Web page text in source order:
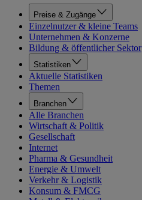
Preise & Zugänge
Einzelnutzer & kleine Teams
Unternehmen & Konzerne
Bildung & öffentlicher Sektor
Statistiken
Aktuelle Statistiken
Themen
Branchen
Alle Branchen
Wirtschaft & Politik
Gesellschaft
Internet
Pharma & Gesundheit
Energie & Umwelt
Verkehr & Logistik
Konsum & FMCG